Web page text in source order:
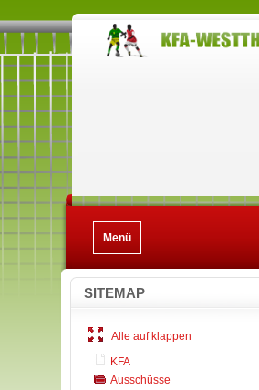
Menü
SITEMAP
Alle auf klappen
KFA
Ausschüsse